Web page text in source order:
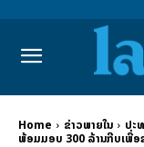
Home ຂ່າວພາຍ​ໃນ
ປະ
ພ້ອມມອບ 300 ລ້ານກີບເພື່ອ